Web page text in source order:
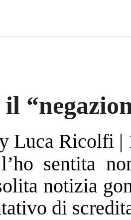
Luca Ricolfi |
sentita
notizia
di